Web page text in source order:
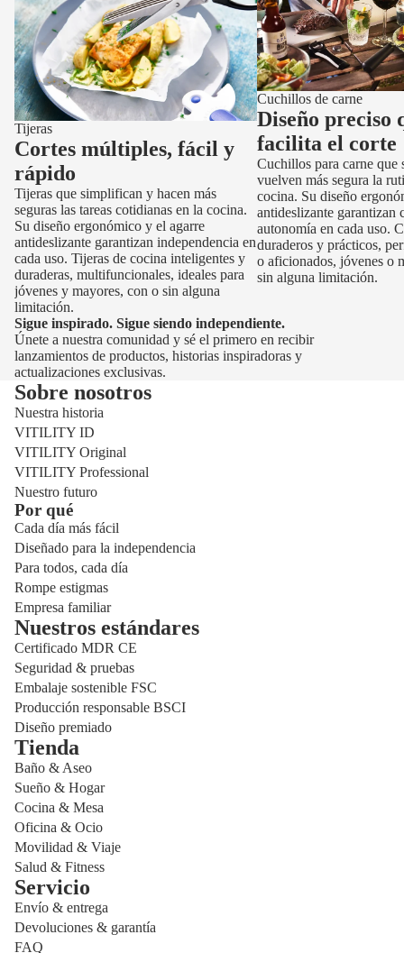
Tijeras
Cortes múltiples, fácil y
rápido
Tijeras que simplifican y hacen más
seguras las tareas cotidianas en la cocina.
Su diseño ergonómico y el agarre
antideslizante garantizan independencia en
cada uso. Tijeras de cocina inteligentes y
duraderas, multifuncionales, ideales para
jóvenes y mayores, con o sin alguna
limitación.
Cuchillos de carne
Diseño preciso
facilita el corte
Cuchillos para carne
vuelven más segura la
cocina. Su diseño
antideslizante garantizan
autonomía en cada uso.
duraderos y prácticos,
o aficionados, jóvenes o
sin alguna limitación.
Sigue inspirado. Sigue siendo independiente.
Únete a nuestra comunidad y sé el primero en recibir
lanzamientos de productos, historias inspiradoras y
actualizaciones exclusivas.
Sobre nosotros
Nuestra historia
VITILITY ID
VITILITY Original
VITILITY Professional
Nuestro futuro
Por qué
Cada día más fácil
Diseñado para la independencia
Para todos, cada día
Rompe estigmas
Empresa familiar
Nuestros estándares
Certificado MDR CE
Seguridad & pruebas
Embalaje sostenible FSC
Producción responsable BSCI
Diseño premiado
Tienda
Baño & Aseo
Sueño & Hogar
Cocina & Mesa
Oficina & Ocio
Movilidad & Viaje
Salud & Fitness
Servicio
Envío & entrega
Devoluciones & garantía
FAQ
Política de privacidad
Política de reembolso